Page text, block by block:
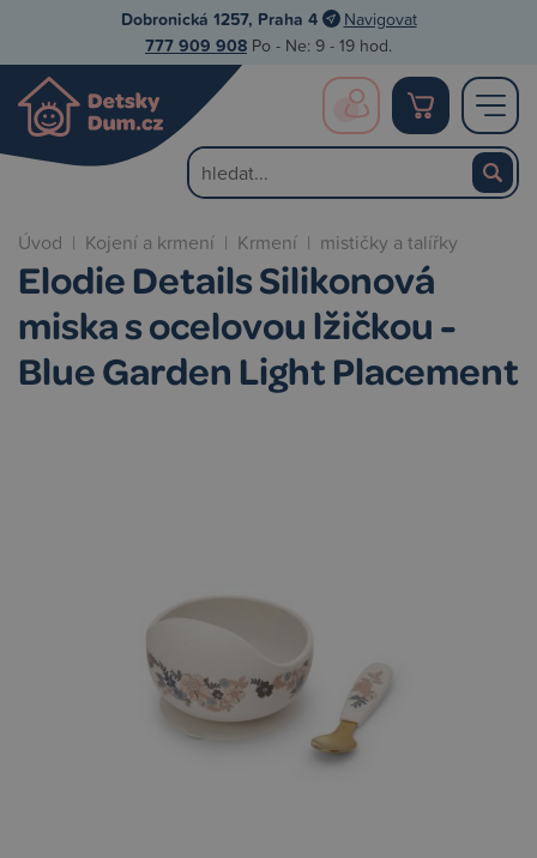
Dobronická 1257, Praha 4 Navigovat
777 909 908 Po - Ne: 9 - 19 hod.
Úvod | Kojení a krmení | Krmení | mističky a talířky
Elodie Details Silikonová
miska s ocelovou lžičkou -
Blue Garden Light Placement